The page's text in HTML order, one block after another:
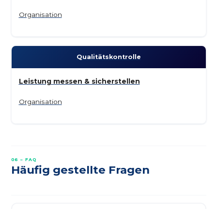
Organisation
Qualitäts­kontrolle
Leistung messen & sicherstellen
Organisation
06 – FAQ
Häufig gestellte Fragen